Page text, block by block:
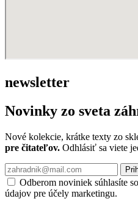
newsletter
Novinky zo sveta
Nové kolekcie, krátke texty zo
pre čitateľov. Odhlásiť sa viete
Odberom noviniek súhlasíte
údajov pre účely marketingu.